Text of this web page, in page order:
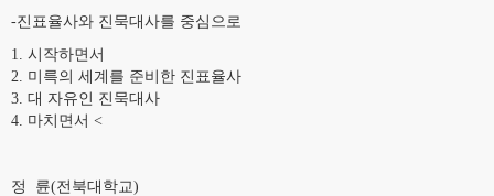
-진표율사와 진묵대사를 중심으로
1. 시작하면서
2. 미륵의 세계를 준비한 진표율사
3. 대 자유인 진묵대사
4. 마치면서 <
정 륜(전북대학교)